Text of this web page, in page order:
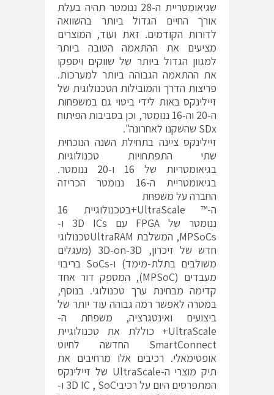
שגיאומטריית ה-28 ננומטר תהיה בעלת
אורך החיים הגדול ביותר בהשוואה
לדורות הקודמים. זאת ועוד, המוצרים
מציעים את ההתאמה הטובה ביותר
למגוון הגדול ביותר של שווקים ויספקו
את ההתאמה הגבוהה ביותר למערכות.
פריצות הדרך והמובילות הטכנולוגית של
זיילינקס באות לידי ביטוי גם במשפחות
ה-20 וה-16 ננומטר, וכן בסביבות הפיתוח
SDx שהשקנו לאחרונה".
זיילינקס ציינה בתחילת השנה הנוכחית
שתי התפתחויות טכנולוגיות
בגיאומטריות של 16 ו-20 ננומטר.
בגיאומטריית ה-16 ננומטר הכריזה
החברה על משפחת
ה-™ UltraScale+בטכנולוגיית 16
ננומטר של FPGA עם 3D ICs ו-
MPSoCs, המשלבת UltraRAMטכנולוגי
חדש של זיכרון, 3D-on-3D (מעגלים
משולבים בתלת-מימד) ו-SoCs בריבוי
מעבדים (MPSoC), המספק דור אחד
קדימה מבחינת ערך טכנולוגי. בנוסף,
במטרה לאפשר רמה גבוהה עוד יותר של
ביצועים ואינטגרציה, משפחת ה-
UltraScale+ כוללת את טכנולוגיית
SmartConnect החדשה לחיוט
אופטימאלי. רכיבים אלו מרחיבים את
תיק מוצרי ה-UltraScale של זיילינקס
המתפרסים היום על רכיבי3D IC , SoC ו-